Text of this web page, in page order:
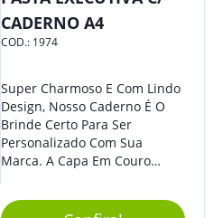
CADERNO A4
COD.: 1974
Super Charmoso E Com Lindo
Design, Nosso Caderno É O
Brinde Certo Para Ser
Personalizado Com Sua
Marca. A Capa Em Couro
Elástico Permite Maior